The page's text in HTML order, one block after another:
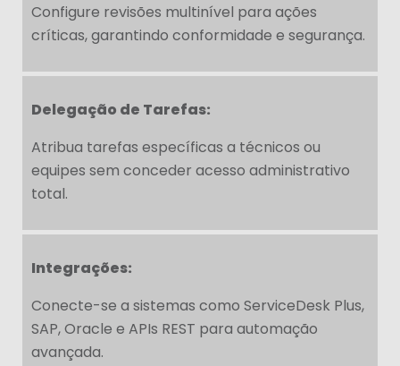
Configure revisões multinível para ações
críticas, garantindo conformidade e segurança.
Delegação de Tarefas:
Atribua tarefas específicas a técnicos ou
equipes sem conceder acesso administrativo
total.
Integrações:
Conecte-se a sistemas como ServiceDesk Plus,
SAP, Oracle e APIs REST para automação
avançada.